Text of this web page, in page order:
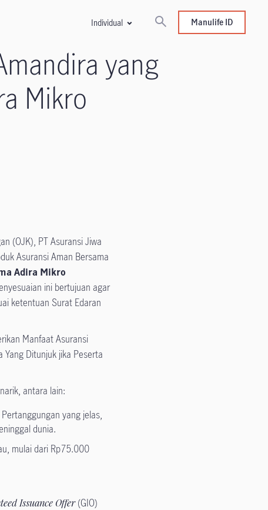
Individual Manulife ID
yang
Mikro
(OJK), PT Asuransi Jiwa
Asuransi Aman Bersama
Adira Mikro
ini bertujuan agar
ketentuan Surat Edaran
Manfaat Asuransi
Ditunjuk jika Peserta
antara lain:
yang jelas,
dunia.
mulai dari Rp75.000
Issuance Offer(GIO)